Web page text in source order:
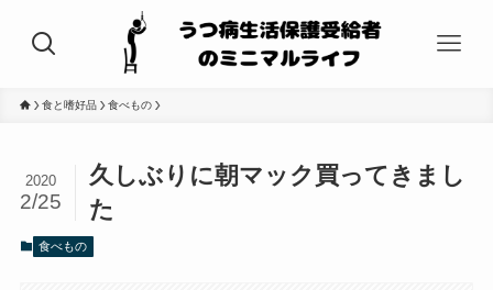
食と嗜好品 食べもの
久しぶりに朝マック買ってきまし
た
2020
2/25
食べもの